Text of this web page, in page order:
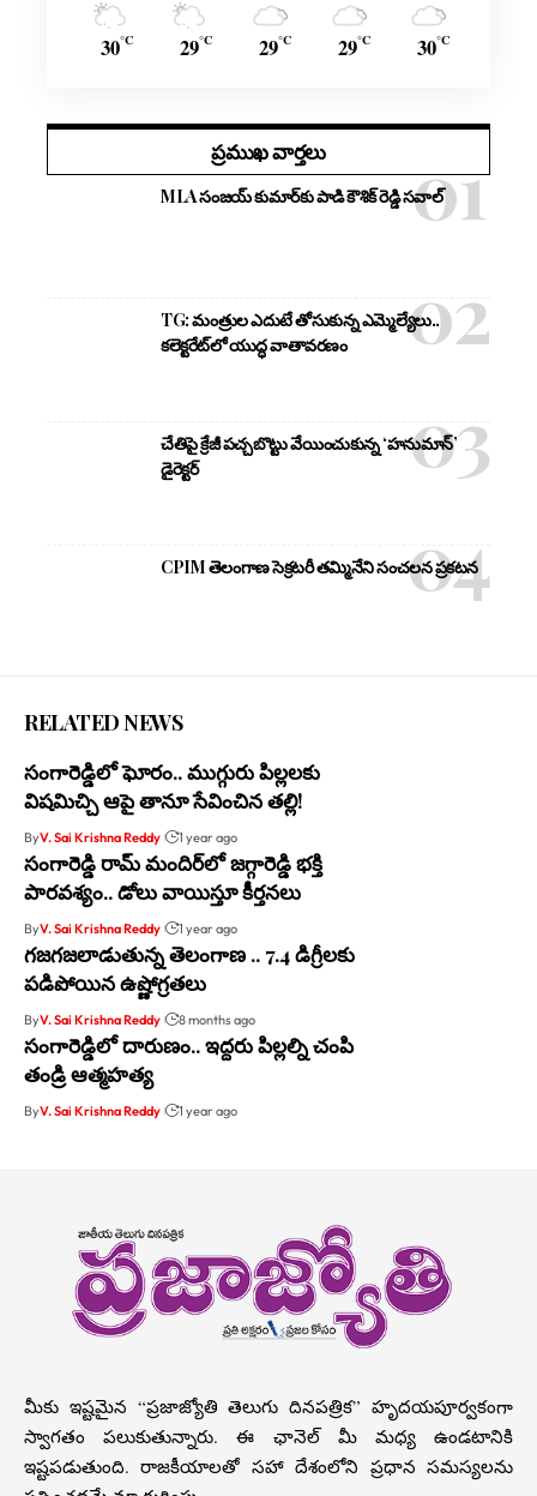
30°C 29°C 29°C 29°C 30°C
ప్రముఖ వార్తలు
MLA సంజయ్ కుమార్‌కు పాడి కౌశిక్ రెడ్డి సవాల్
TG: మంత్రుల ఎదుటే తోసుకున్న ఎమ్మెల్యేలు..
కలెక్టరేట్‌లో యుద్ధ వాతావరణం
చేతిపై క్రేజీ పచ్చబొట్టు వేయించుకున్న ‘హనుమాన్’
డైరెక్టర్
CPIM తెలంగాణ సెక్రటరీ తమ్మినేని సంచలన ప్రకటన
RELATED NEWS
సంగారెడ్డిలో ఘోరం.. ముగ్గురు పిల్లల‌కు
విష‌మిచ్చి ఆపై తానూ సేవించిన త‌ల్లి!
ByV. Sai Krishna Reddy 1 year ago
సంగారెడ్డి రామ్ మందిర్‌లో జగ్గారెడ్డి భక్తి
పారవశ్యం.. డోలు వాయిస్తూ కీర్తనలు
ByV. Sai Krishna Reddy 1 year ago
గజగజలాడుతున్న తెలంగాణ .. 7.4 డిగ్రీలకు
పడిపోయిన ఉష్ణోగ్రతలు
ByV. Sai Krishna Reddy 8 months ago
సంగారెడ్డిలో దారుణం.. ఇద్దరు పిల్లల్ని చంపి
తండ్రి ఆత్మహత్య
ByV. Sai Krishna Reddy 1 year ago
మీకు ఇష్టమైన “ప్రజాజ్యోతి తెలుగు దినపత్రిక” హృదయపూర్వకంగా
స్వాగతం పలుకుతున్నారు. ఈ ఛానెల్ మీ మధ్య ఉండటానికి
ఇష్టపడుతుంది. రాజకీయాలతో సహా దేశంలోని ప్రధాన సమస్యలను